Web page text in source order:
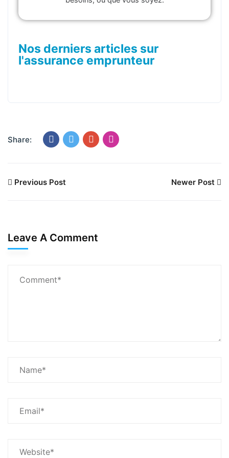
Nos derniers articles sur
l'assurance emprunteur
Share:
Previous Post Newer Post
Leave A Comment